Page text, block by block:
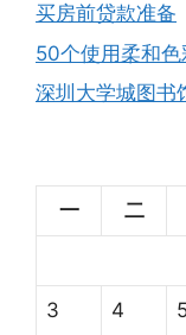
买房前贷款准备
50个使用柔和
深圳大学城图书
一
二
3 4